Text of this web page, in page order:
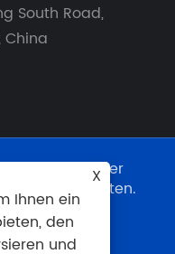
South Road,
China
Power
vorbehalten.
| XML
|
X
Ihnen ein
den
und